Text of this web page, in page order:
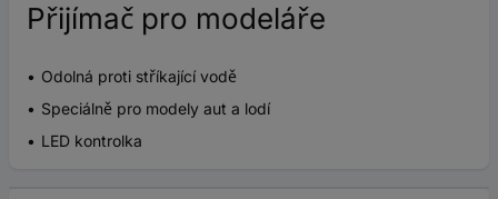
Přijímač pro modeláře
Odolná proti stříkající vodě
Speciálně pro modely aut a lodí
LED kontrolka